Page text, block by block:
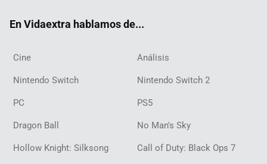
En Vidaextra hablamos de...
Cine Análisis
Nintendo Switch Nintendo Switch 2
PC PS5
Dragon Ball No Man's Sky
Hollow Knight: Silksong Call of Duty: Black Ops 7